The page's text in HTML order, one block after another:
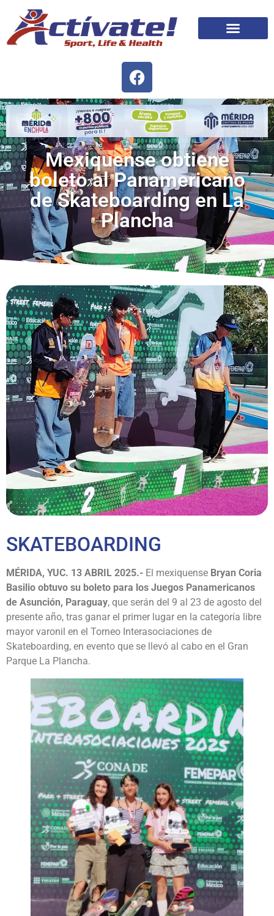
Mexiquense obtiene
boleto al Panamericano
de Skateboarding en La
Plancha
SKATEBOARDING
MÉRIDA, YUC. 13 ABRIL 2025.- El mexiquense Bryan Coria
Basilio obtuvo su boleto para los Juegos Panamericanos
de Asunción, Paraguay, que serán del 9 al 23 de agosto del
presente año, tras ganar el primer lugar en la categoría libre
mayor varonil en el Torneo Interasociaciones de
Skateboarding, en evento que se llevó al cabo en el Gran
Parque La Plancha.